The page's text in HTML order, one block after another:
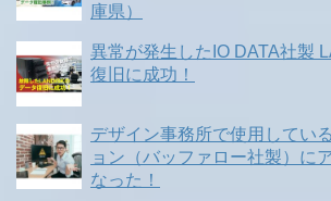
庫県）
異常が発生したIO DATA社製
復旧に成功！
デザイン事務所で使用してい
ョン（バッファロー社製）に
なった！